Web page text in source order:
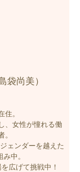
袋尚美）
。
、女性が憧れる働
ェンダーを越えた
中。
広げて挑戦中！